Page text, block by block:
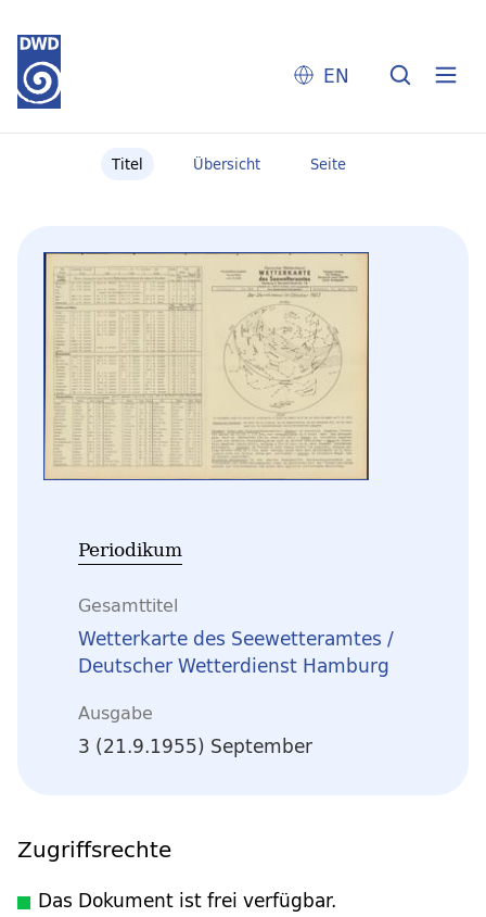
EN
Titel Übersicht Seite
Periodikum
Gesamttitel
Wetterkarte des Seewetteramtes /
Deutscher Wetterdienst Hamburg
Ausgabe
3 (21.9.1955) September
Zugriffsrechte
Das Dokument ist frei verfügbar.